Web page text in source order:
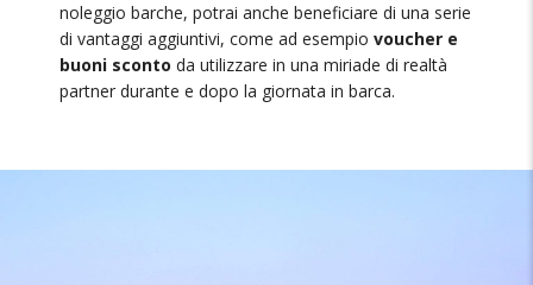
noleggio barche, potrai anche beneficiare di una serie
di vantaggi aggiuntivi, come ad esempio voucher e
buoni sconto da utilizzare in una miriade di realtà
partner durante e dopo la giornata in barca.